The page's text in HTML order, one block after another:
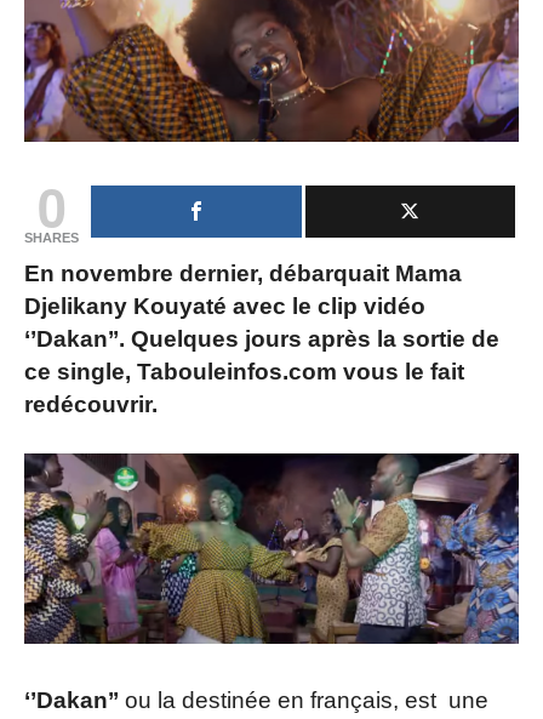
0
SHARES
En novembre dernier, débarquait Mama
Djelikany Kouyaté avec le clip vidéo
‘’Dakan’’. Quelques jours après la sortie de
ce single, Tabouleinfos.com vous le fait
redécouvrir.
‘’Dakan’’ ou la destinée en français, est une